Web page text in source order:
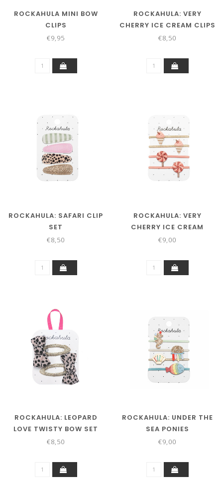
ROCKAHULA MINI BOW
CLIPS
€9,95
ROCKAHULA: VERY
CHERRY ICE CREAM CLIPS
€8,50
ROCKAHULA: SAFARI CLIP
SET
€8,50
ROCKAHULA: VERY
CHERRY ICE CREAM
PONIES
€9,00
ROCKAHULA: LEOPARD
LOVE TWISTY BOW SET
€8,50
ROCKAHULA: UNDER THE
SEA PONIES
€9,00